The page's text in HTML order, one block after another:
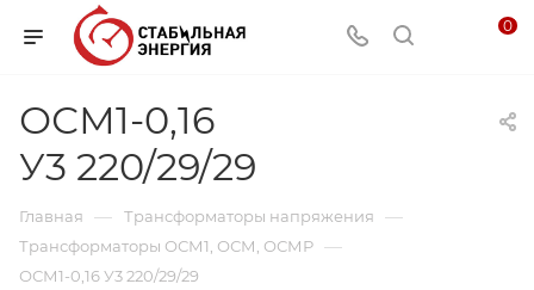
0
ОСМ1-0,16
У3 220/29/29
Главная — Трансформаторы напряжения —
Трансформаторы ОСМ1, ОСМ, ОСМР —
ОСМ1-0,16 У3 220/29/29